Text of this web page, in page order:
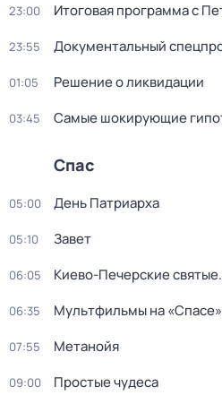
23:00 Итоговая программа с
23:55 Документaльный
01:05 Решение о ликвидации
03:45 Самые шoкиpующие
Спас
05:00 День Патриарха
05:10 Завет
06:05 Киево-Печерские святые
06:35 Мультфильмы на «Спасе»
07:55 Метанойя
09:00 Простые чудеса